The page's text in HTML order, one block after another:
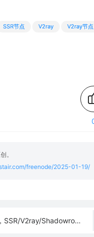
SSR节点 V2ray V2ray节点
。
freenode/2025-01-19/
Shadowrocket/Clash订阅链接